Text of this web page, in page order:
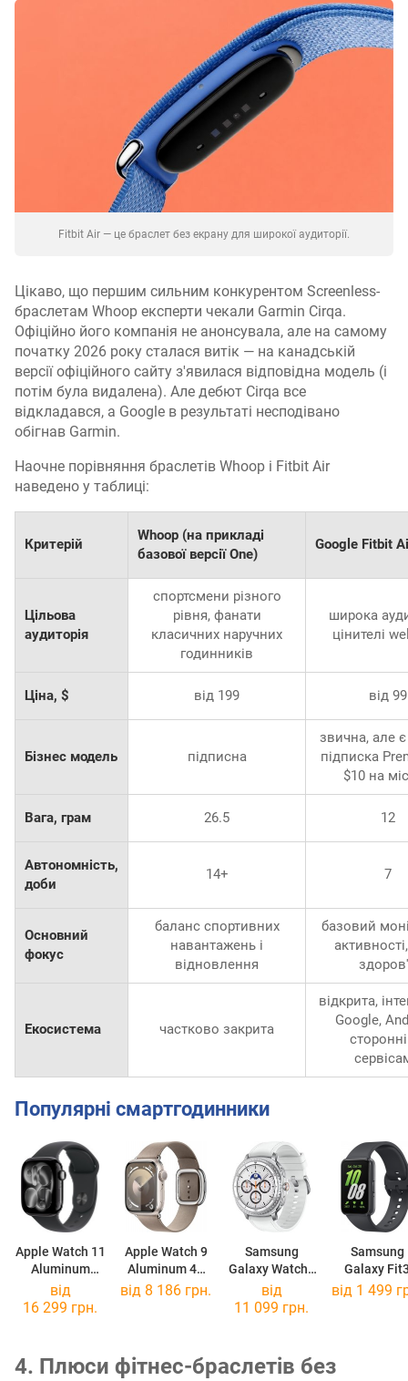
Fitbit Air — це браслет без екрану для широкої аудиторії.
Цікаво, що першим сильним конкурентом Screenless-
браслетам Whoop експерти чекали Garmin Cirqa.
Офіційно його компанія не анонсувала, але на самому
початку 2026 року сталася витік — на канадській
версії офіційного сайту з'явилася відповідна модель (і
потім була видалена). Але дебют Cirqa все
відкладався, а Google в результаті несподівано
обігнав Garmin.
Наочне порівняння браслетів Whoop і Fitbit Air
наведено у таблиці:
Критерій
Whoop (на прикладі
базової версії One)
Google Fitbit
Цільова
аудиторія
спортсмени різного
рівня, фанати
класичних наручних
годинників
широка
цінителі
Ціна, $ від 199 від 99
Бізнес модель підписна
звична, але
підписка
$10 на
Вага, грам 26.5 12
Автономність,
доби
14+ 7
Основний
фокус
баланс спортивних
навантажень і
відновлення
базовий
Екосистема частково закрита
відкрита,
Google,
Популярні смартгодинники
Apple Watch 11
Aluminum
46mm
Apple Watch 9
Aluminum 41
mm
Samsung
Galaxy Watch8
Classic
Samsung
Galaxy
від
16 299 грн.
від 8 186 грн.
від
11 099 грн.
від 1 499
4. Плюси фітнес-браслетів без